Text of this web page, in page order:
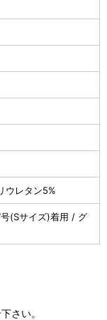
ウレタン5%
(Sサイズ)着用 / グ
さい。